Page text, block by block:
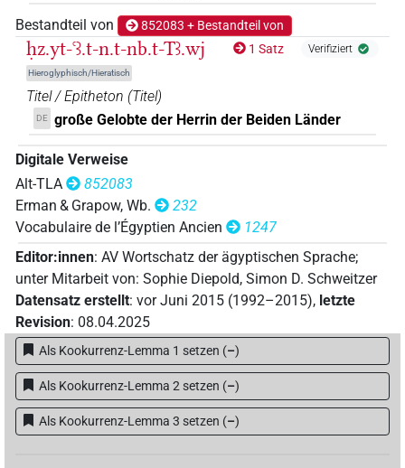
𓎟𓇿[] | 1× ROYLN (1)
Bestandteil von 852083 + Bestandteil von
ḥz.yt-ꜥꜣ.t-n.t-nb.t-Tꜣ.wj
Hieroglyphisch/Hieratisch
1 Satz Verifiziert
Titel / Epitheton (Titel)
DE große Gelobte der Herrin der Beiden Länder
Digitale Verweise
Alt-TLA
852083
Erman & Grapow, Wb.
232
Vocabulaire de l’Égyptien Ancien
1247
Editor:innen: AV Wortschatz der ägyptischen Sprache;
unter Mitarbeit von: Sophie Diepold, Simon D. Schweitzer
Datensatz erstellt: vor Juni 2015 (1992–2015), letzte
Revision: 08.04.2025
Als Kookurrenz-Lemma 1 setzen (–)
Als Kookurrenz-Lemma 2 setzen (–)
Als Kookurrenz-Lemma 3 setzen (–)